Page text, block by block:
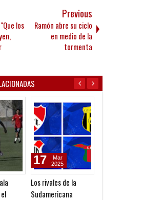
los
Previous
Ramón abre su ciclo
en medio de la
tormenta
Los rivales de la
Sudamericana
17
Mar
2025